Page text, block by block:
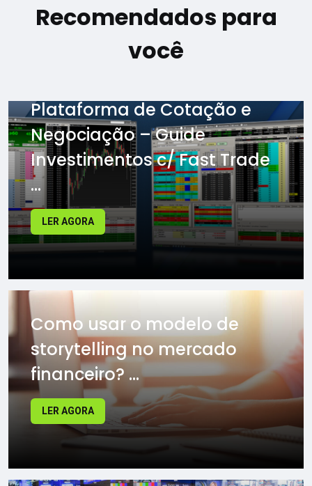
Recomendados para
você
Plataforma de Cotação e
Negociação – Guide
Investimentos c/ Fast Trade
...
LER AGORA
Como usar o modelo de
storytelling no mercado
financeiro? ...
LER AGORA